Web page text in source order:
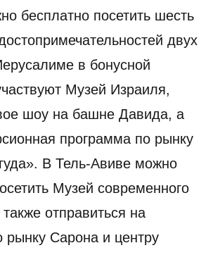
бесплатно посетить шесть
двух
в бонусной
Музей Израиля,
шоу на башне Давида, а
программа по рынку
В Тель-Авиве можно
Музей современного
также отправиться на
рынку Сарона и центру